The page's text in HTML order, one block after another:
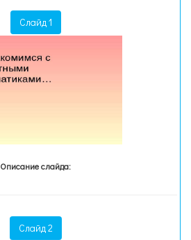
Слайд 1
Описание слайда:
Слайд 2